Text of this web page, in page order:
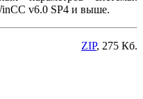
v6.0 SP4 и выше.
ZIP, 275 Кб.